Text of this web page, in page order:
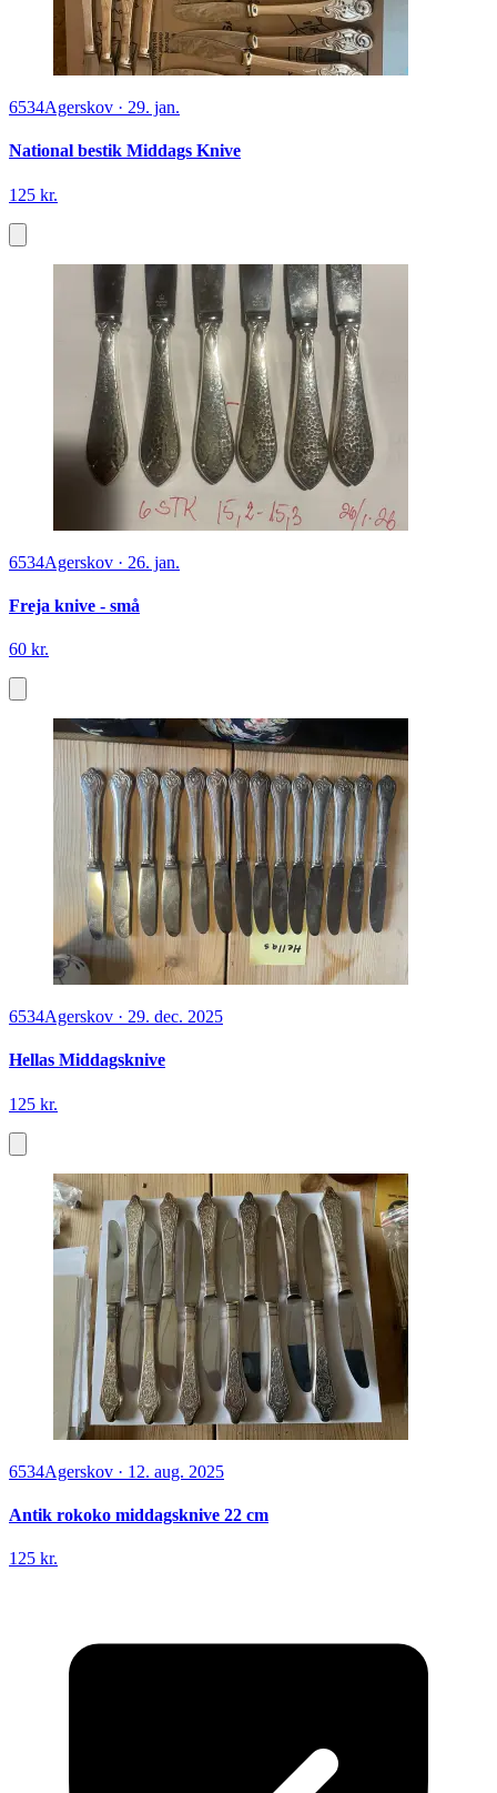
6534Agerskov · 29. jan.
National bestik Middags Knive
125 kr.
6534Agerskov · 26. jan.
Freja knive - små
60 kr.
6534Agerskov · 29. dec. 2025
Hellas Middagsknive
125 kr.
6534Agerskov · 12. aug. 2025
Antik rokoko middagsknive 22 cm
125 kr.